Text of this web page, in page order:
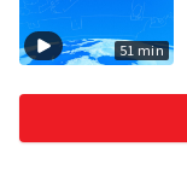
51 min